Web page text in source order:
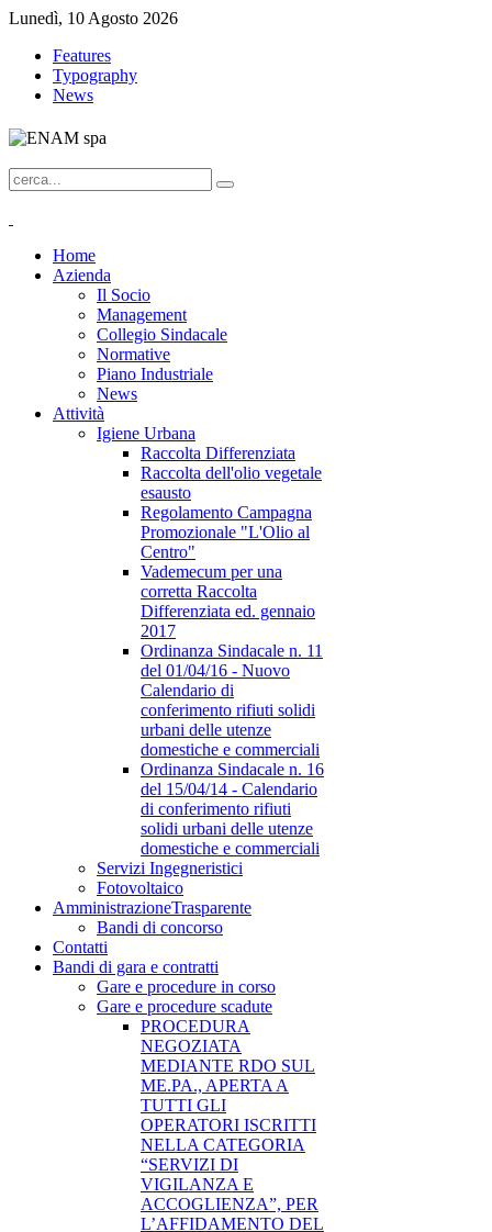
Lunedì, 10 Agosto 2026
Features
Typography
News
Home
Azienda
Il Socio
Management
Collegio Sindacale
Normative
Piano Industriale
News
Attività
Igiene Urbana
Raccolta Differenziata
Raccolta dell'olio vegetale
esausto
Regolamento Campagna
Promozionale "L'Olio al
Centro"
Vademecum per una
corretta Raccolta
Differenziata ed. gennaio
2017
Ordinanza Sindacale n. 11
del 01/04/16 - Nuovo
Calendario di
conferimento rifiuti solidi
urbani delle utenze
domestiche e commerciali
Ordinanza Sindacale n. 16
del 15/04/14 - Calendario
di conferimento rifiuti
solidi urbani delle utenze
domestiche e commerciali
Servizi Ingegneristici
Fotovoltaico
AmministrazioneTrasparente
Bandi di concorso
Contatti
Bandi di gara e contratti
Gare e procedure in corso
Gare e procedure scadute
PROCEDURA
NEGOZIATA
MEDIANTE RDO SUL
ME.PA., APERTA A
TUTTI GLI
OPERATORI ISCRITTI
NELLA CATEGORIA
“SERVIZI DI
VIGILANZA E
ACCOGLIENZA”, PER
L’AFFIDAMENTO DEL